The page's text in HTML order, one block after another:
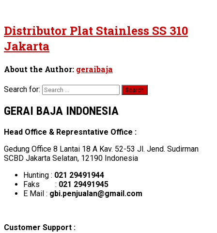
Distributor Plat Stainless SS 310
Jakarta
About the Author: geraibaja
Search for:
GERAI BAJA INDONESIA
Head Office & Represntative Office :
Gedung Office 8 Lantai 18 A Kav. 52-53 Jl. Jend. Sudirman
SCBD Jakarta Selatan, 12190 Indonesia
Hunting : 021 29491944
Faks : 021 29491945
E Mail : gbi.penjualan@gmail.com
Customer Support :